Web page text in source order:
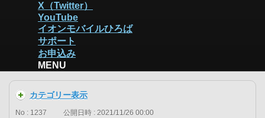
X（Twitter）
YouTube
イオンモバイルひろば
サポート
お申込み
MENU
カテゴリー表示
No : 1237 公開日時 : 2021/11/26 00:00